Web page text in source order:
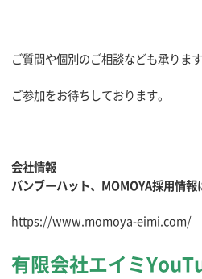
ご質問や個別のご相談なども承ります
ご参加をお待ちしております。
会社情報
バンブーハット、MOMOYA採用情
https://www.momoya-eimi.com/
有限会社エイミ